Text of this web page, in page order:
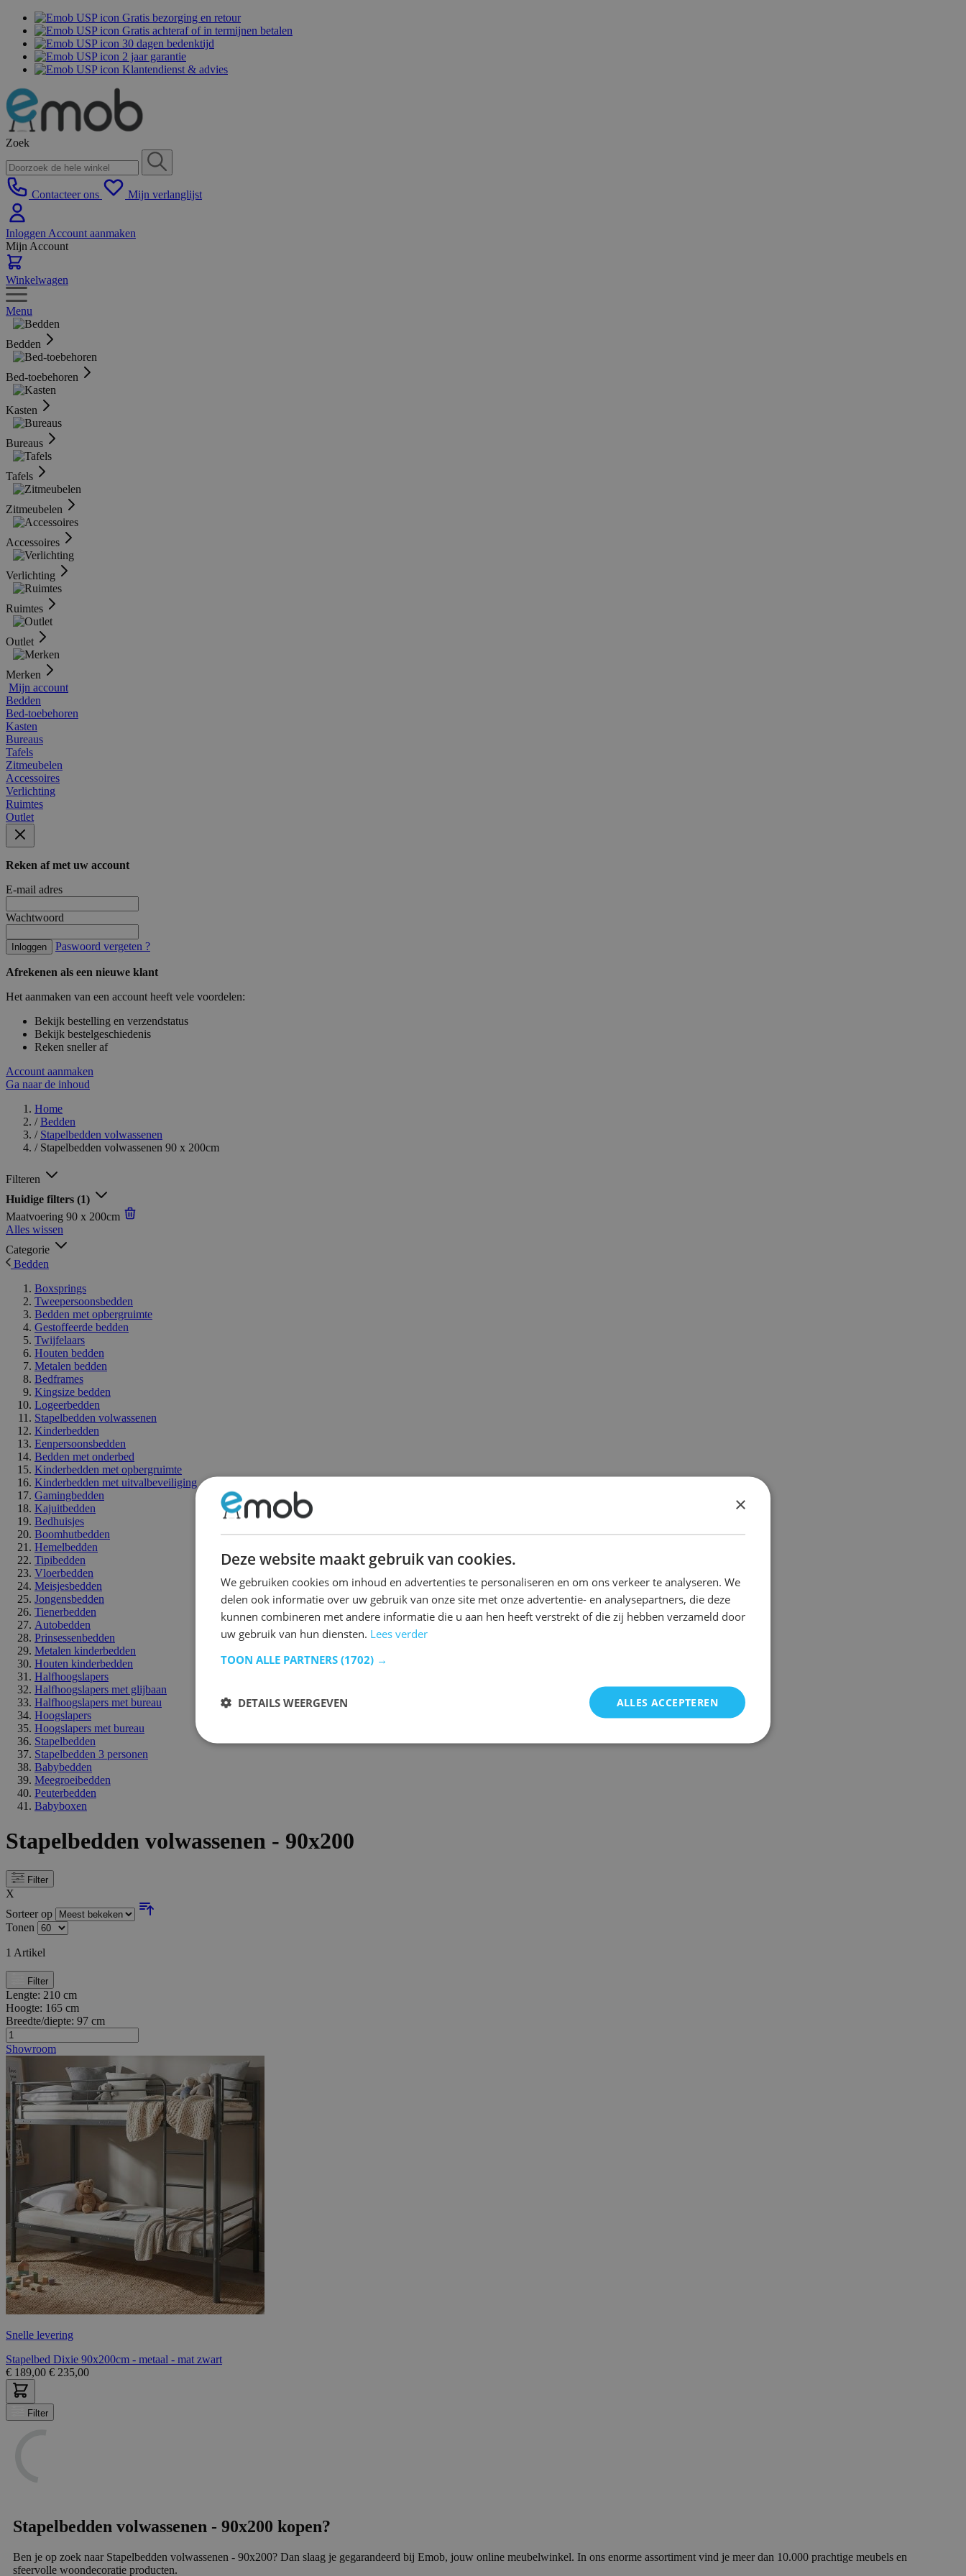
Gratis bezorging en retour
Gratis achteraf of in termijnen betalen
30 dagen bedenktijd
2 jaar garantie
Klantendienst & advies
Zoek
Contacteer ons Mijn verlanglijst
Inloggen Account aanmaken
Mijn Account
Winkelwagen
Menu
Bedden
Bed-toebehoren
Kasten
Bureaus
Tafels
Zitmeubelen
Accessoires
Verlichting
Ruimtes
Outlet
Merken
Mijn account
Bedden
Bed-toebehoren
Kasten
Bureaus
Tafels
Zitmeubelen
Accessoires
Verlichting
Ruimtes
Outlet
Reken af met uw account
E-mail adres
Wachtwoord
Inloggen Paswoord vergeten ?
Afrekenen als een nieuwe klant
Het aanmaken van een account heeft vele voordelen:
Bekijk bestelling en verzendstatus
Bekijk bestelgeschiedenis
Reken sneller af
Account aanmaken
Ga naar de inhoud
Home
/ Bedden
/ Stapelbedden volwassenen
/ Stapelbedden volwassenen 90 x 200cm
Filteren
Huidige filters (1)
Maatvoering 90 x 200cm
Alles wissen
Categorie
Bedden
Boxsprings
Tweepersoonsbedden
Bedden met opbergruimte
Gestoffeerde bedden
Twijfelaars
Houten bedden
Metalen bedden
Bedframes
Kingsize bedden
Logeerbedden
Stapelbedden volwassenen
Kinderbedden
Eenpersoonsbedden
Bedden met onderbed
Kinderbedden met opbergruimte
Kinderbedden met uitvalbeveiliging
Gamingbedden
Kajuitbedden
Bedhuisjes
Boomhutbedden
Hemelbedden
Tipibedden
Vloerbedden
Meisjesbedden
Jongensbedden
Tienerbedden
Autobedden
Prinsessenbedden
Metalen kinderbedden
Houten kinderbedden
Halfhoogslapers
Halfhoogslapers met glijbaan
Halfhoogslapers met bureau
Hoogslapers
Hoogslapers met bureau
Stapelbedden
Stapelbedden 3 personen
Babybedden
Meegroeibedden
Peuterbedden
Babyboxen
Stapelbedden volwassenen - 90x200
Filter
X
Sorteer op
Tonen
1 Artikel
Filter
Lengte: 210 cm
Hoogte: 165 cm
Breedte/diepte: 97 cm
Showroom
Snelle levering
Stapelbed Dixie 90x200cm - metaal - mat zwart
€ 189,00 € 235,00
Filter
Stapelbedden volwassenen - 90x200 kopen?
Ben je op zoek naar Stapelbedden volwassenen - 90x200? Dan slaag je gegarandeerd bij Emob, jouw online meubelwinkel. In ons enorme assortiment vind je meer dan 10.000 prachtige meubels en
sfeervolle woondecoratie producten.
×
Deze website maakt gebruik van cookies.
We gebruiken cookies om inhoud en advertenties te personaliseren en om ons verkeer te analyseren. We
delen ook informatie over uw gebruik van onze site met onze advertentie- en analysepartners, die deze
kunnen combineren met andere informatie die u aan hen heeft verstrekt of die zij hebben verzameld door
uw gebruik van hun diensten. Lees verder
TOON ALLE PARTNERS (1702) →
ALLES ACCEPTEREN
DETAILS WEERGEVEN